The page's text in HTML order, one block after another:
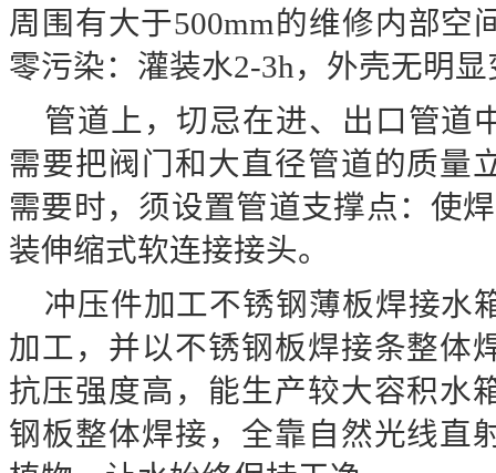
周围有大于500mm的维修内部空
零污染：灌装水2-3h，外壳无明
管道上，切忌在进、出口管道
需要把阀门和大直径管道的质量
需要时，须设置管道支撑点：使
装伸缩式软连接接头。
冲压件加工不锈钢薄板焊接水
加工，并以不锈钢板焊接条整体
抗压强度高，能生产较大容积水
钢板整体焊接，全靠自然光线直